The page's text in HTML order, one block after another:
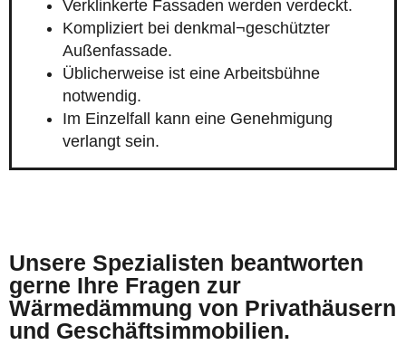
Verklinkerte Fassaden werden verdeckt.
Kompliziert bei denkmal¬geschützter
Außenfassade.
Üblicherweise ist eine Arbeitsbühne
notwendig.
Im Einzelfall kann eine Genehmigung
verlangt sein.
Unsere Spezialisten beantworten
gerne Ihre Fragen zur
Wärmedämmung von Privathäusern
und Geschäftsimmobilien.